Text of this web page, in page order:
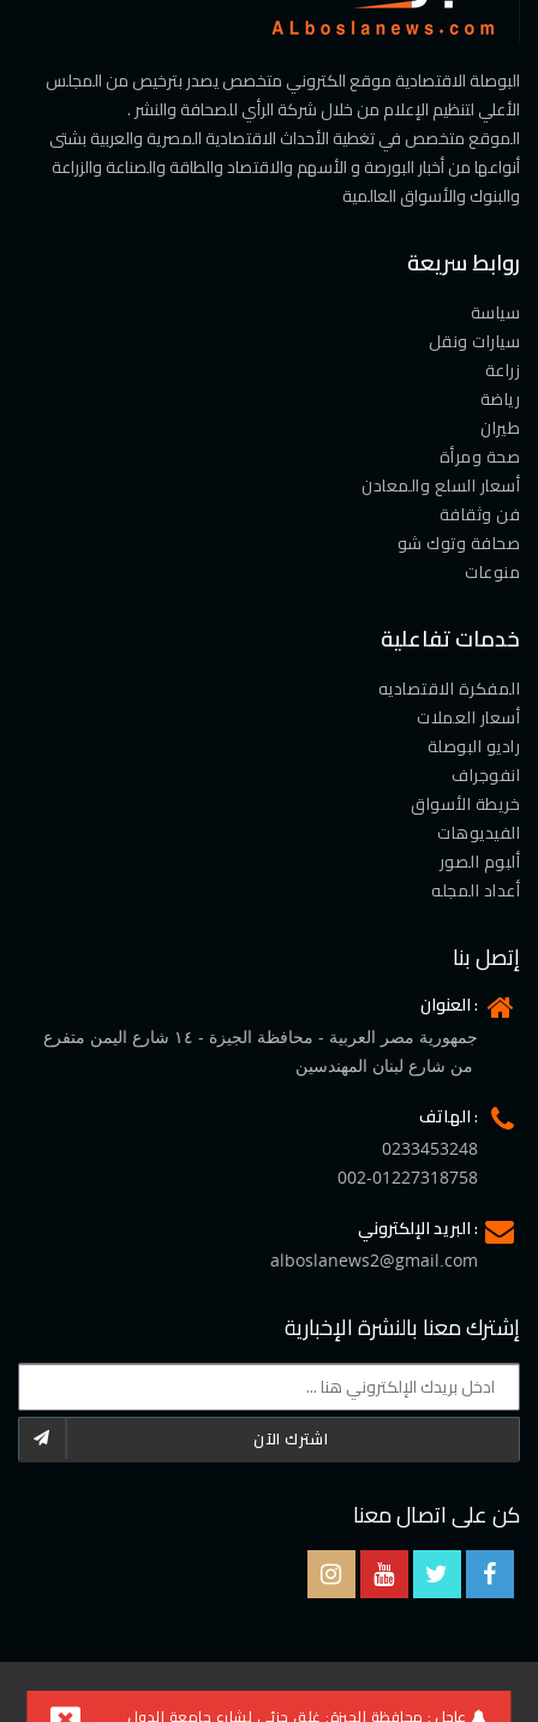
البوصلة الاقتصادية موقع الكتروني متخصص يصدر بترخيص من المجلس
الأعلي لتنظيم الإعلام من خلال شركة الرأي للصحافة والنشر .
الموقع متخصص في تغطية الأحداث الاقتصادية المصرية والعربية بشتى
أنواعها من أخبار البورصة و الأسهم والاقتصاد والطاقة والصناعة والزراعة
والبنوك والأسواق العالمية
روابط سريعة
سياسة
سيارات ونقل
زراعة
رياضة
طيران
صحة ومرأة
أسعار السلع والمعادن
فن وثقافة
صحافة وتوك شو
منوعات
خدمات تفاعلية
المفكرة الاقتصاديه
أسعار العملات
راديو البوصلة
انفوجراف
خريطة الأسواق
الفيديوهات
ألبوم الصور
أعداد المجله
إتصل بنا
العنوان :
جمهورية مصر العربية - محافظة الجيزة - ١٤ شارع اليمن متفرع
الهاتف :
0233453248
002-01227318758
البريد الإلكتروني :
alboslanews2@gmail.com
إشترك معنا بالنشرة الإخبارية
اشترك الآن
كن على اتصال معنا
2021 © جميع الحقوق محفوظة لموقع البوصلة